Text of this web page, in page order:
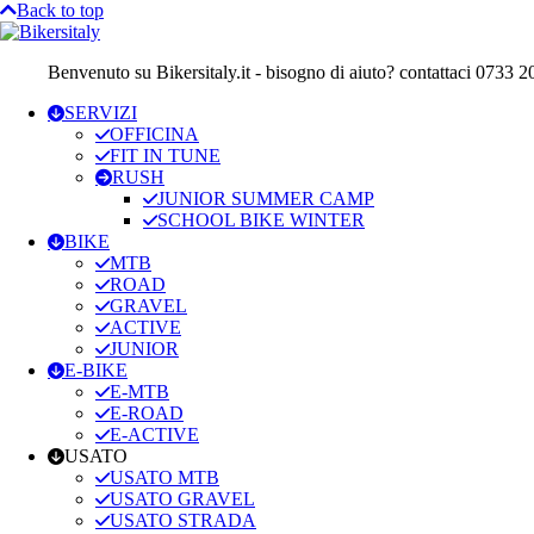
Back to top
Benvenuto su Bikersitaly.it - bisogno di aiuto? contattaci 0733
SERVIZI
OFFICINA
FIT IN TUNE
RUSH
JUNIOR SUMMER CAMP
SCHOOL BIKE WINTER
BIKE
MTB
ROAD
GRAVEL
ACTIVE
JUNIOR
E-BIKE
E-MTB
E-ROAD
E-ACTIVE
USATO
USATO MTB
USATO GRAVEL
USATO STRADA